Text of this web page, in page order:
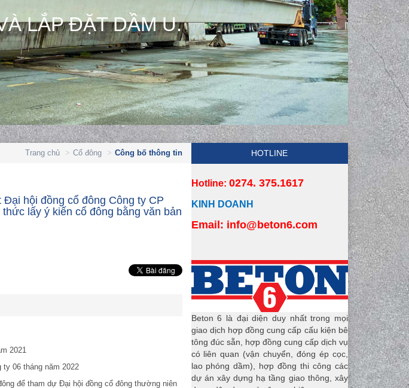
LẮP ĐẶT DẦM U.
Trang chủ Cổ đông Công bố thông tin
hội đồng cổ đông Công ty CP
lấy ý kiến cổ đông bằng văn bản
2021
ty 06 tháng năm 2022
để tham dự Đại hội đồng cổ đông thường niên
HOTLINE
Hotline: 0274. 375.1617
KINH DOANH
Email: info@beton6.com
Beton 6 là đại diện duy nhất trong mọi
giao dịch hợp đồng cung cấp cấu kiện bê
tông đúc sẵn, hợp đồng cung cấp dịch vụ
có liên quan (vận chuyển, đóng ép cọc,
lao phóng dầm), hợp đồng thi công các
dự án xây dựng hạ tầng giao thông, xây